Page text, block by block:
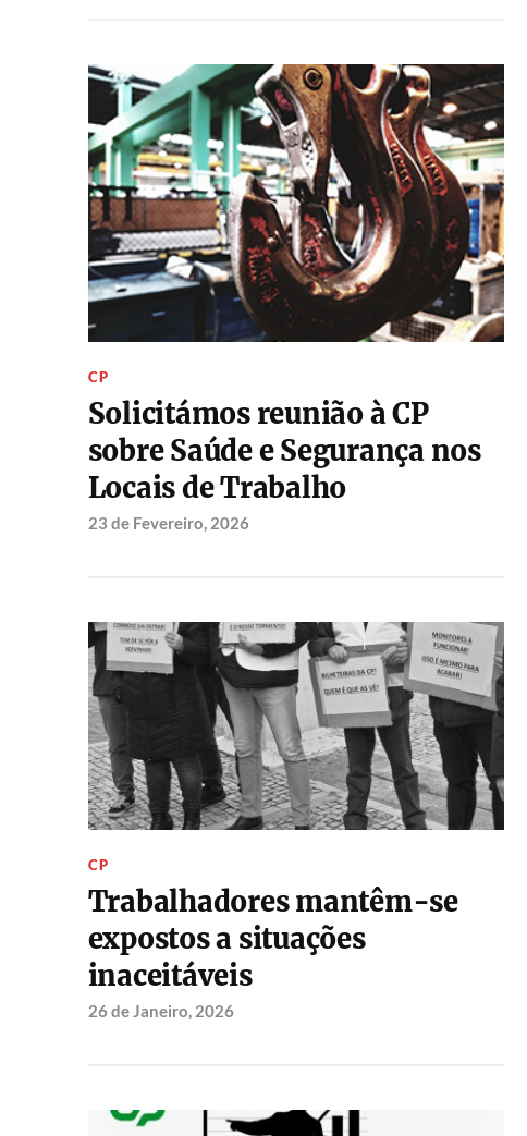
CP
Solicitámos reunião à CP
sobre Saúde e Segurança nos
Locais de Trabalho
23 de Fevereiro, 2026
CP
Trabalhadores mantêm-se
expostos a situações
inaceitáveis
26 de Janeiro, 2026